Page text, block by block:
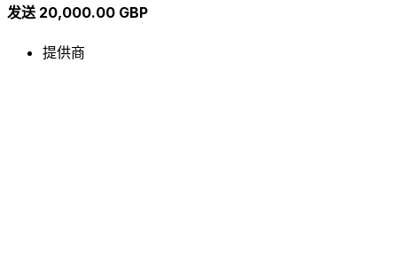
发送 20,000.00 GBP
提供商